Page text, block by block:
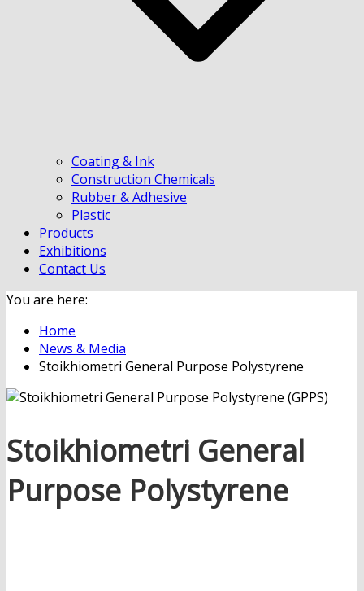
Coating & Ink
Construction Chemicals
Rubber & Adhesive
Plastic
Products
Exhibitions
Contact Us
You are here:
Home
News & Media
Stoikhiometri General Purpose Polystyrene
Stoikhiometri General
Purpose Polystyrene